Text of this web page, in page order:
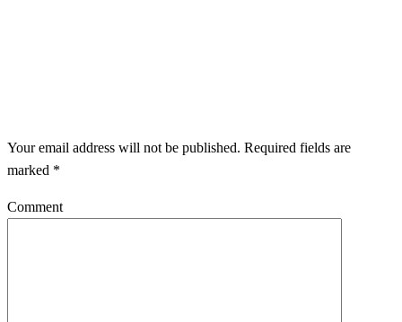
Your email address will not be published. Required fields are
marked *
Comment